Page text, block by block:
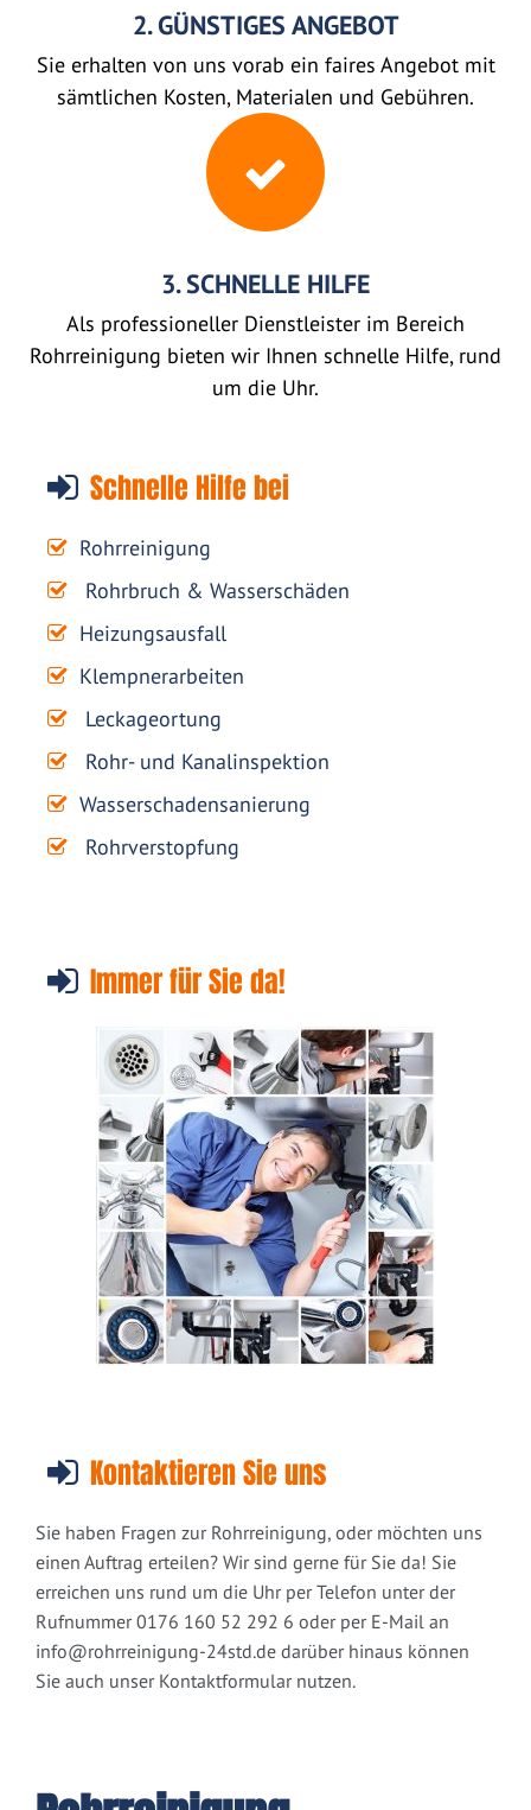
2. GÜNSTIGES ANGEBOT
Sie erhalten von uns vorab ein faires Angebot mit
sämtlichen Kosten, Materialen und Gebühren.
3. SCHNELLE HILFE
Als professioneller Dienstleister im Bereich
Rohrreinigung bieten wir Ihnen schnelle Hilfe, rund
um die Uhr.
Schnelle Hilfe bei
Rohrreinigung
Rohrbruch & Wasserschäden
Heizungsausfall
Klempnerarbeiten
Leckageortung
Rohr- und Kanalinspektion
Wasserschadensanierung
Rohrverstopfung
Immer für Sie da!
Kontaktieren Sie uns
Sie haben Fragen zur Rohrreinigung, oder möchten uns
einen Auftrag erteilen? Wir sind gerne für Sie da! Sie
erreichen uns rund um die Uhr per Telefon unter der
Rufnummer 0176 160 52 292 6 oder per E-Mail an
info@rohrreinigung-24std.de darüber hinaus können
Sie auch unser Kontaktformular nutzen.